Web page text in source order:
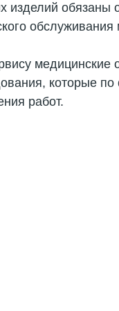
изделий обязаны
медицинские
которые
работ.